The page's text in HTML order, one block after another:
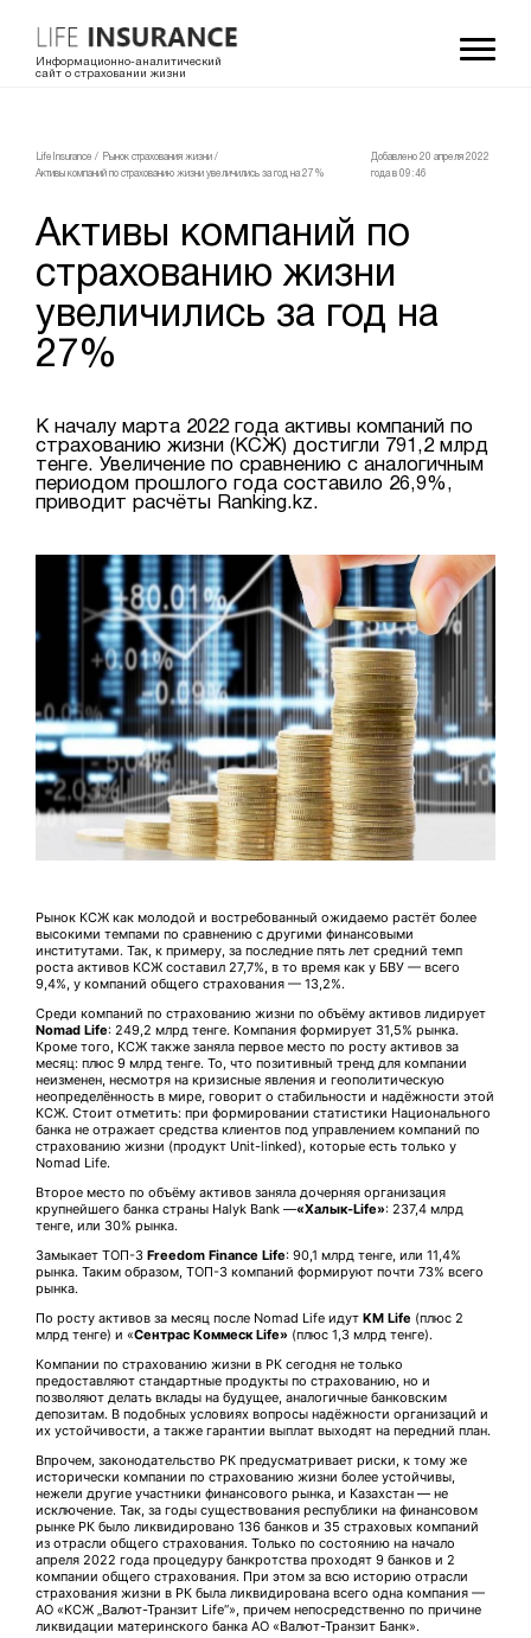
Информационно-аналитический
сайт о страховании жизни
LifeInsurance / Рынок страхования жизни /
Активы компаний по страхованию жизни увеличились за год на 27%
Добавлено 20 апреля 2022
года в 09:46
Активы компаний по
страхованию жизни
увеличились за год на
27%
К началу марта 2022 года активы компаний по
страхованию жизни (КСЖ) достигли 791,2 млрд
тенге. Увеличение по сравнению с аналогичным
периодом прошлого года составило 26,9%,
приводит расчёты Ranking.kz.
Рынок КСЖ как молодой и востребованный ожидаемо растёт более
высокими темпами по сравнению с другими финансовыми
институтами. Так, к примеру, за последние пять лет средний темп
роста активов КСЖ составил 27,7%, в то время как у БВУ — всего
9,4%, у компаний общего страхования — 13,2%.
Среди компаний по страхованию жизни по объёму активов лидирует
Nomad Life: 249,2 млрд тенге. Компания формирует 31,5% рынка.
Кроме того, КСЖ также заняла первое место по росту активов за
месяц: плюс 9 млрд тенге. То, что позитивный тренд для компании
неизменен, несмотря на кризисные явления и геополитическую
неопределённость в мире, говорит о стабильности и надёжности этой
КСЖ. Стоит отметить: при формировании статистики Национального
банка не отражает средства клиентов под управлением компаний по
страхованию жизни (продукт Unit-linked), которые есть только у
Nomad Life.
Второе место по объёму активов заняла дочерняя организация
крупнейшего банка страны Halyk Bank —«Халык-Life»: 237,4 млрд
тенге, или 30% рынка.
Замыкает ТОП-3 Freedom Finance Life: 90,1 млрд тенге, или 11,4%
рынка. Таким образом, ТОП-3 компаний формируют почти 73% всего
рынка.
По росту активов за месяц после Nomad Life идут KM Life (плюс 2
млрд тенге) и «Сентрас Коммеск Life» (плюс 1,3 млрд тенге).
Компании по страхованию жизни в РК сегодня не только
предоставляют стандартные продукты по страхованию, но и
позволяют делать вклады на будущее, аналогичные банковским
депозитам. В подобных условиях вопросы надёжности организаций и
их устойчивости, а также гарантии выплат выходят на передний план.
Впрочем, законодательство РК предусматривает риски, к тому же
исторически компании по страхованию жизни более устойчивы,
нежели другие участники финансового рынка, и Казахстан — не
исключение. Так, за годы существования республики на финансовом
рынке РК было ликвидировано 136 банков и 35 страховых компаний
из отрасли общего страхования. Только по состоянию на начало
апреля 2022 года процедуру банкротства проходят 9 банков и 2
компании общего страхования. При этом за всю историю отрасли
страхования жизни в РК была ликвидирована всего одна компания —
АО «КСЖ „Валют-Транзит Life“», причем непосредственно по причине
ликвидации материнского банка АО «Валют-Транзит Банк».